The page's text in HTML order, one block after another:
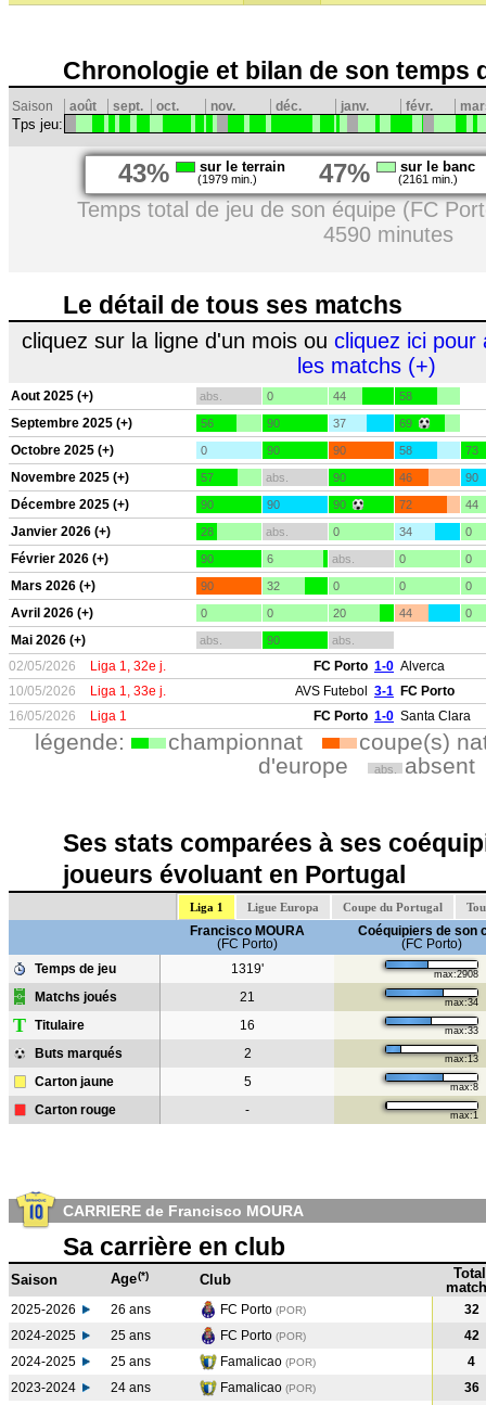
Chronologie et bilan de son temps
Saison août sept. oct. nov. déc. janv. févr.
Tps jeu:
43% sur le terrain
(1979 min.) 47% sur le banc
(2161 min.)
Temps total de jeu de son équipe (FC
4590 minutes
Le détail de tous ses matchs
cliquez sur la ligne d'un mois ou cliquez ici pour
les matchs (+)
Aout 2025 (+) abs. 0 44 58
Septembre 2025 (+) 56 90 37 69
Octobre 2025 (+) 0 90 90 58 73
Novembre 2025 (+) 57 abs. 90 46 90
Décembre 2025 (+) 90 90 90 72 44
Janvier 2026 (+) 28 abs. 0 34 0
Février 2026 (+) 90 6 abs. 0 0
Mars 2026 (+) 90 32 0 0 0
Avril 2026 (+) 0 0 20 44 0
Mai 2026 (+) abs. 90 abs.
02/05/2026 Liga 1, 32e j. FC Porto 1-0 Alverca
10/05/2026
Liga 1, 33e j. AVS Futebol 3-1 FC Porto
16/05/2026
Liga 1 FC Porto 1-0 Santa Clara
légende: championnat
coupe(s)
d'europe
abs. absent
Ses stats comparées à ses
joueurs évoluant en Portugal
Liga 1 Ligue Europa Coupe du Portugal
Francisco MOURA
(FC Porto)
Coéquipiers de son
(FC Porto)
Temps de jeu
1319' max:2908
Matchs joués 21 max:34
T Titulaire 16 max:33
Buts marqués 2 max:13
Carton jaune 5 max:8
Carton rouge - max:1
CARRIERE de Francisco MOURA
Sa carrière en club
Saison Age(*) Club
Total
2025-2026 26 ans FC Porto (POR)
32
2024-2025
25 ans FC Porto (POR)
42
2024-2025
25 ans Famalicao (POR)
4
2023-2024
24 ans Famalicao (POR)
36